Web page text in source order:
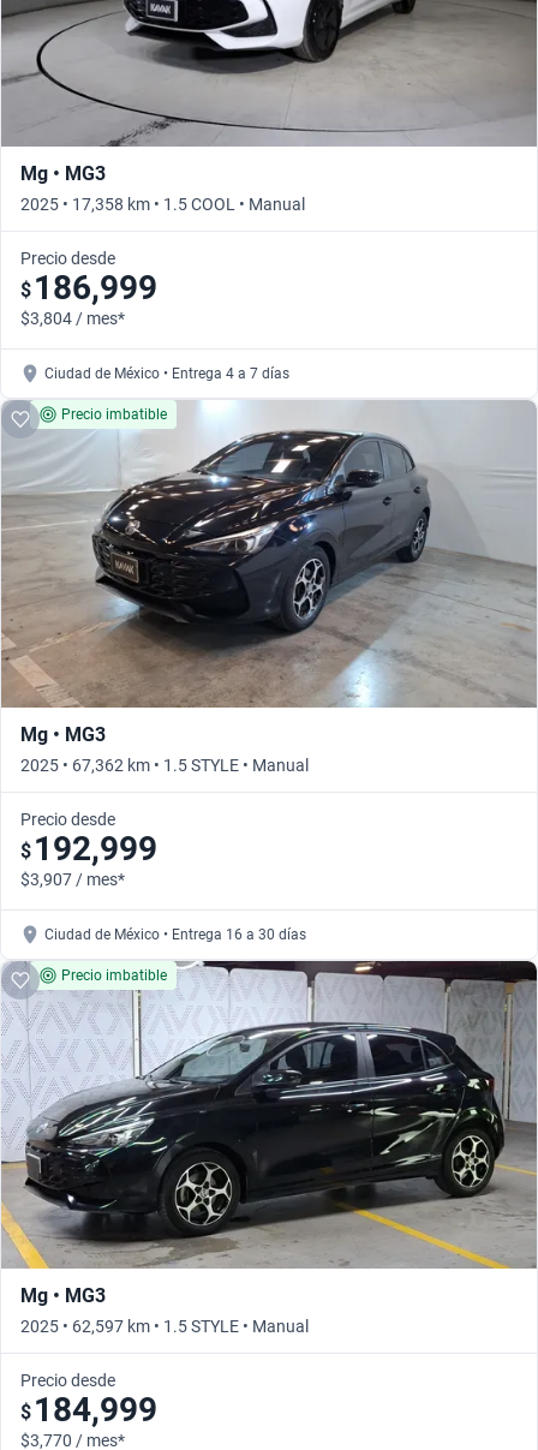
Mg • MG3
2025 • 17,358 km • 1.5 COOL • Manual
Precio desde
$ 186,999
$3,804 / mes*
Ciudad de México • Entrega 4 a 7 días
Precio imbatible
Mg • MG3
2025 • 67,362 km • 1.5 STYLE • Manual
Precio desde
$ 192,999
$3,907 / mes*
Ciudad de México • Entrega 16 a 30 días
Precio imbatible
Mg • MG3
2025 • 62,597 km • 1.5 STYLE • Manual
Precio desde
$ 184,999
$3,770 / mes*